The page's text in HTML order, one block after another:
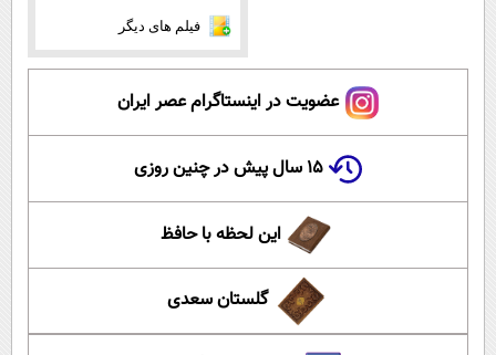
فیلم های دیگر
عضویت در اینستاگرام عصر ایران
۱۵ سال پیش در چنین روزی
این لحظه با حافظ
گلستان سعدی